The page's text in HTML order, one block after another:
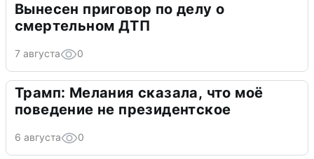
Вынесен приговор по делу о
смертельном ДТП
7 августа 0
Трамп: Мелания сказала, что моё
поведение не президентское
6 августа 0